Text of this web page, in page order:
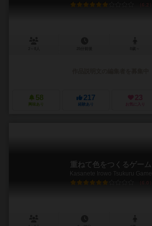
6.2
58
興味あり
217
経験あり
23
お気に入り
重ねて色をつくるゲーム
Kasanete Irowo Tsukuru Game
6.0